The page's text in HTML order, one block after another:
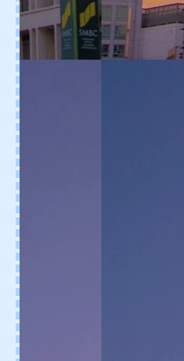
ซักผ้า
รีวิว Seventh
ล้างจาน